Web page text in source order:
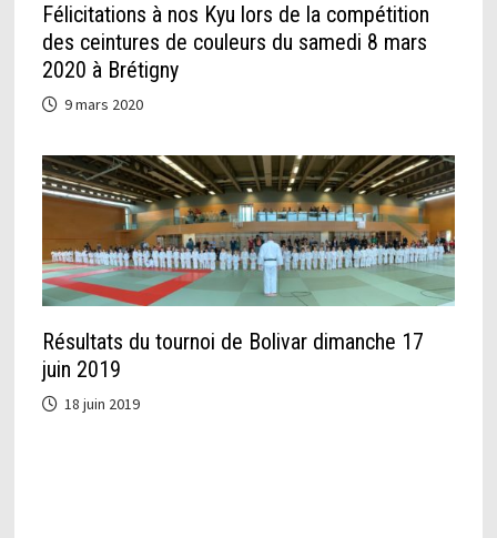
Félicitations à nos Kyu lors de la compétition
des ceintures de couleurs du samedi 8 mars
2020 à Brétigny
9 mars 2020
Résultats du tournoi de Bolivar dimanche 17
juin 2019
18 juin 2019